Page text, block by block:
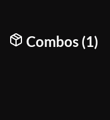
Combos (1)